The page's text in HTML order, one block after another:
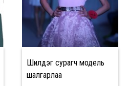
Шилдэг сурагч модель
шалгарлаа